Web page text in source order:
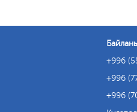
+996
+996
+996